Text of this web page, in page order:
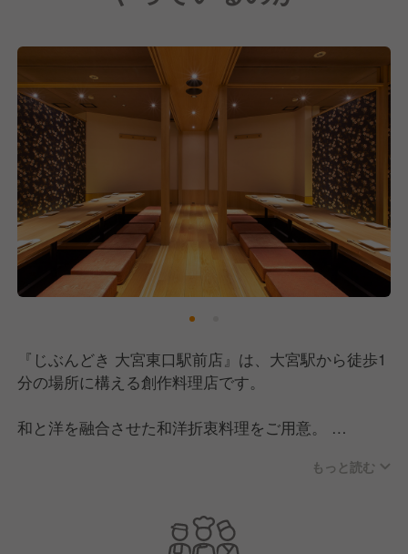
『じぶんどき 大宮東口駅前店』は、大宮駅から徒歩1
分の場所に構える創作料理店です。
和と洋を融合させた和洋折衷料理をご用意。
更に、店長以上のマネージャーや課長など、様々なポ
ストもご用意しているので、キャリアアップしやすい
もっと読む